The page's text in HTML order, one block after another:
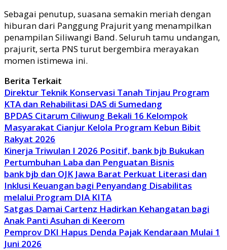
Sebagai penutup, suasana semakin meriah dengan
hiburan dari Panggung Prajurit yang menampilkan
penampilan Siliwangi Band. Seluruh tamu undangan,
prajurit, serta PNS turut bergembira merayakan
momen istimewa ini.
Berita Terkait
Direktur Teknik Konservasi Tanah Tinjau Program
KTA dan Rehabilitasi DAS di Sumedang
BPDAS Citarum Ciliwung Bekali 16 Kelompok
Masyarakat Cianjur Kelola Program Kebun Bibit
Rakyat 2026
Kinerja Triwulan I 2026 Positif, bank bjb Bukukan
Pertumbuhan Laba dan Penguatan Bisnis
bank bjb dan OJK Jawa Barat Perkuat Literasi dan
Inklusi Keuangan bagi Penyandang Disabilitas
melalui Program DIA KITA
Satgas Damai Cartenz Hadirkan Kehangatan bagi
Anak Panti Asuhan di Keerom
Pemprov DKI Hapus Denda Pajak Kendaraan Mulai 1
Juni 2026